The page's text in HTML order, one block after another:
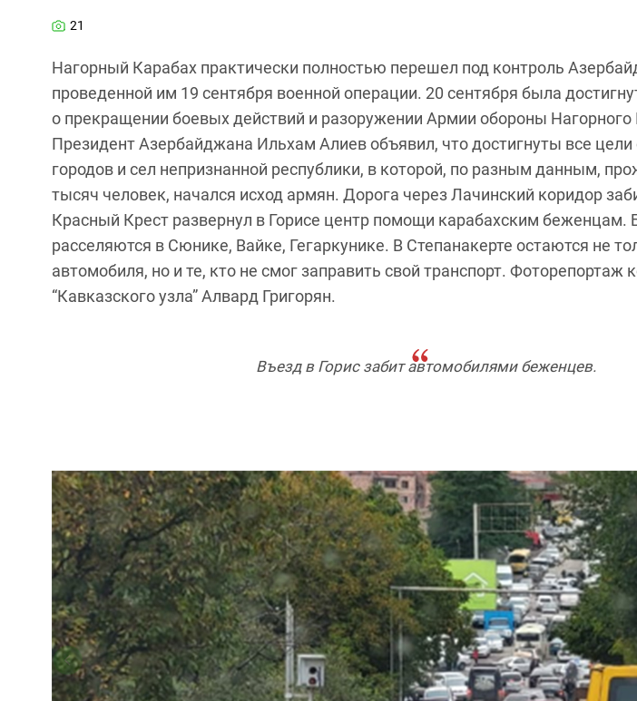
21
Нагорный Карабах практически полностью перешел под контроль
проведенной им 19 сентября военной операции. 20 сентября была
о прекращении боевых действий и разоружении Армии обороны Нагорного
Президент Азербайджана Ильхам Алиев объявил, что достигнуты все
городов и сел непризнанной республики, в которой, по разным данным,
тысяч человек, начался исход армян. Дорога через Лачинский коридор
Красный Крест развернул в Горисе центр помощи карабахским
расселяются в Сюнике, Вайке, Гегаркунике. В Степанакерте остаются не
автомобиля, но и те, кто не смог заправить свой транспорт. Фоторепортаж
“Кавказского узла” Алвард Григорян.
Въезд в Горис забит автомобилями беженцев.